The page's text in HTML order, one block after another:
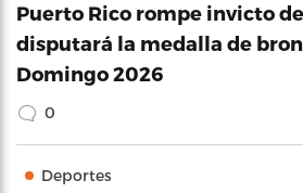
Puerto Rico rompe invicto
disputará la medalla de
Domingo 2026
0
Deportes